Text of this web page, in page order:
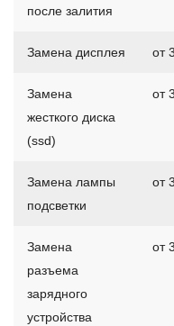
после залития
Замена дисплея от
Замена
жесткого диска
(ssd)
от
Замена лампы
подсветки
от
Замена
разъема
зарядного
устройства
от